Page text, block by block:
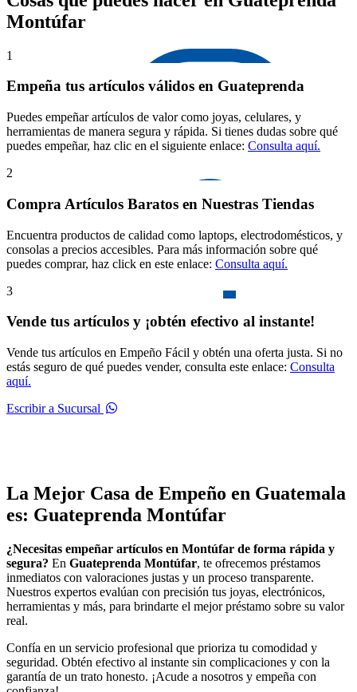
Montúfar
1
Empeña tus artículos válidos en Guateprenda
Puedes empeñar artículos de valor como joyas, celulares, y
herramientas de manera segura y rápida. Si tienes dudas sobre qué
puedes empeñar, haz clic en el siguiente enlace: Consulta aquí.
2
Compra Artículos Baratos en Nuestras Tiendas
Encuentra productos de calidad como laptops, electrodomésticos, y
consolas a precios accesibles. Para más información sobre qué
puedes comprar, haz click en este enlace: Consulta aquí.
3
Vende tus artículos y ¡obtén efectivo al instante!
Vende tus artículos en Empeño Fácil y obtén una oferta justa. Si no
estás seguro de qué puedes vender, consulta este enlace: Consulta
aquí.
Escribir a Sucursal
La Mejor Casa de Empeño en Guatemala
es: Guateprenda Montúfar
¿Necesitas empeñar artículos en Montúfar de forma rápida y
segura? En Guateprenda Montúfar, te ofrecemos préstamos
inmediatos con valoraciones justas y un proceso transparente.
Nuestros expertos evalúan con precisión tus joyas, electrónicos,
herramientas y más, para brindarte el mejor préstamo sobre su valor
real.
Confía en un servicio profesional que prioriza tu comodidad y
seguridad. Obtén efectivo al instante sin complicaciones y con la
garantía de un trato honesto. ¡Acude a nosotros y empeña con